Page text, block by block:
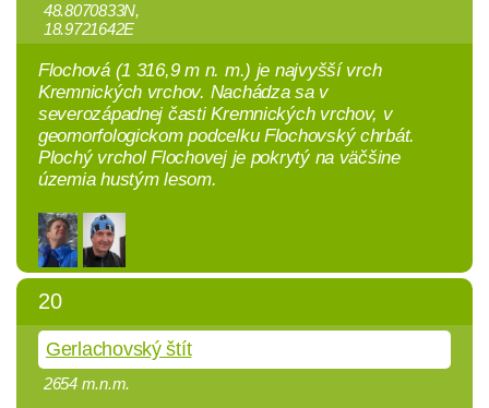
48.8070833N,
18.9721642E
Flochová (1 316,9 m n. m.) je najvyšší vrch
Kremnických vrchov. Nachádza sa v
severozápadnej časti Kremnických vrchov, v
geomorfologickom podcelku Flochovský chrbát.
Plochý vrchol Flochovej je pokrytý na väčšine
územia hustým lesom.
20
Gerlachovský štít
2654 m.n.m.